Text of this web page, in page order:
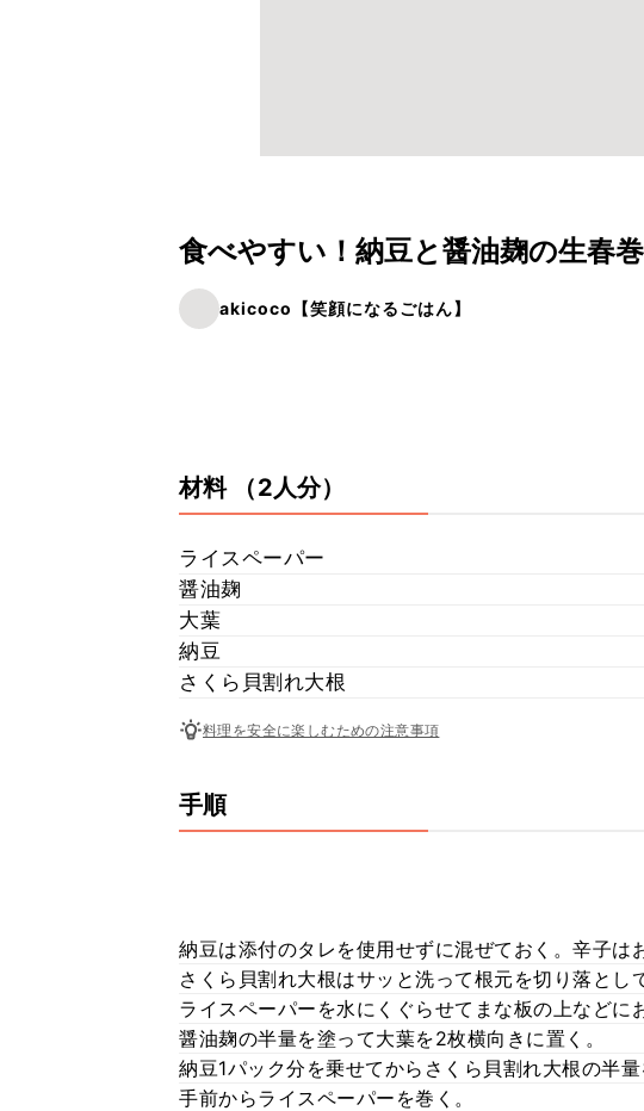
食べやすい！納豆と醤油麹の生春
akicoco【笑顔になるごはん】
材料 （2人分）
ライスペーパー
醤油麹
大葉
納豆
さくら貝割れ大根
料理を安全に楽しむための注意事項
手順
納豆は添付のタレを使用せずに混ぜておく。辛子は
さくら貝割れ大根はサッと洗って根元を切り落とし
ライスペーパーを水にくぐらせてまな板の上などに
醤油麹の半量を塗って大葉を2枚横向きに置く。
納豆1パック分を乗せてからさくら貝割れ大根の半量
手前からライスペーパーを巻く。